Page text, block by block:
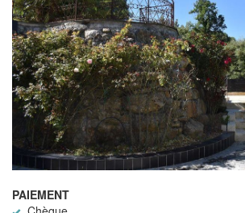
PAIEMENT